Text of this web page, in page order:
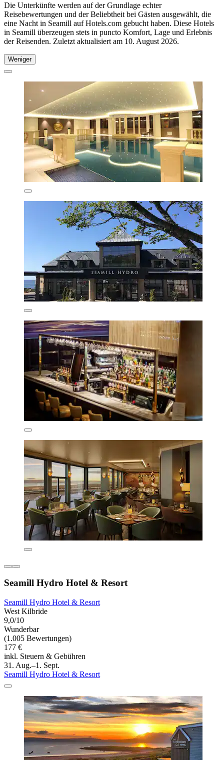
Die Unterkünfte werden auf der Grundlage echter
Reisebewertungen und der Beliebtheit bei Gästen ausgewählt, die
eine Nacht in Seamill auf Hotels.com gebucht haben. Diese Hotels
in Seamill überzeugen stets in puncto Komfort, Lage und Erlebnis
der Reisenden. Zuletzt aktualisiert am 10. August 2026.
Weniger
Seamill Hydro Hotel & Resort
Seamill Hydro Hotel & Resort
West Kilbride
9,0/10
Wunderbar
(1.005 Bewertungen)
177 €
inkl. Steuern & Gebühren
31. Aug.–1. Sept.
Seamill Hydro Hotel & Resort